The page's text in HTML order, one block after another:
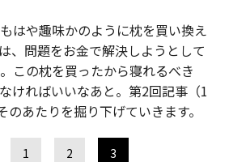
はや趣味かのように枕を買い換え
、問題をお金で解決しようとして
この枕を買ったから寝れるべき
ければいいなあと。第2回記事（1
あたりを掘り下げていきます。
1 2 3